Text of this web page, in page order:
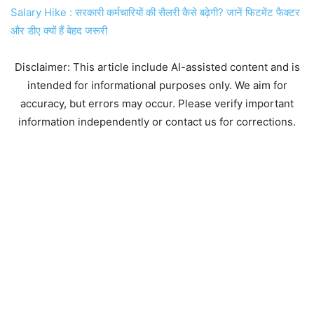
Salary Hike : सरकारी कर्मचारियों की सैलरी कैसे बढ़ेगी? जानें फिटमेंट फैक्टर
और डीए क्यों हैं बेहद जरूरी
Disclaimer: This article include AI-assisted content and is
intended for informational purposes only. We aim for
accuracy, but errors may occur. Please verify important
information independently or contact us for corrections.